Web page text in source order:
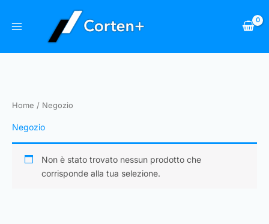
Home / Negozio
Negozio
Non è stato trovato nessun prodotto che
corrisponde alla tua selezione.